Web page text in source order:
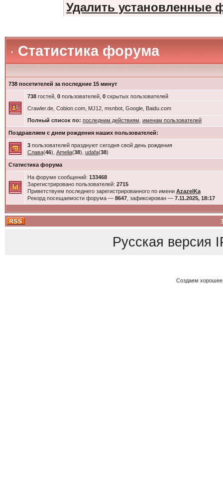
Удалить установленные
Статистика форума
738 посетителей за последние 15 минут
738гостей, 0пользователей, 0скрытых пользователей
Crawler.de, Cobion.com, MJ12, msnbot, Google, Baidu.com
Полный список по: последним действиям именам пользователей
Поздравляем с днем рождения наших пользователей:
3пользователей празднуют сегодня свой день рождения
Слава(46), Amelia(38), udafa(38)
Статистика форума
На форуме сообщений: 133468
Зарегистрировано пользователей: 2715
Приветствуем последнего зарегистрированного по имени AzazelKa
Рекорд посещаемости форума — 8647, зафиксирован — 7.11.2025, 18:17
Русская версия
Создаем